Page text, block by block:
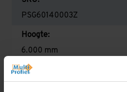
PSG60140003Z
Hoogte:
6.000 mm
Diepte: